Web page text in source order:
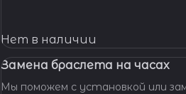
Нет в наличии
Замена браслета на часах
Мы поможем с установкой или